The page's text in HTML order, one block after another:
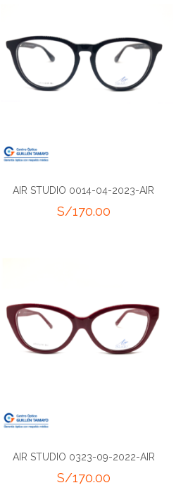
AIR STUDIO 0014-04-2023-AIR
S/170.00
AIR STUDIO 0323-09-2022-AIR
S/170.00